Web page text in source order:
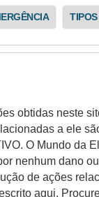
obtidas neste
a ele
O Mundo da
nenhum dano
de ações
aqui.